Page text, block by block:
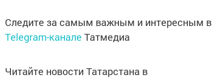
Следите за самым важным и интересным в
Telegram-канале Татмедиа
Читайте новости Татарстана в